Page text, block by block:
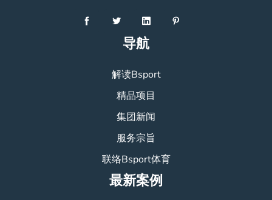
导航
解读Bsport
精品项目
集团新闻
服务宗旨
联络Bsport体育
最新案例